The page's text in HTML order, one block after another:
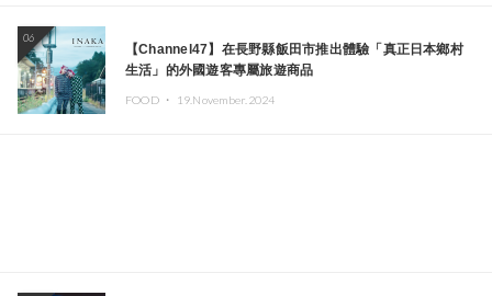
06
【Channel47】在長野縣飯田市推出體驗「真正日本鄉村
生活」的外國遊客專屬旅遊商品
FOOD ・ 19.November.2024